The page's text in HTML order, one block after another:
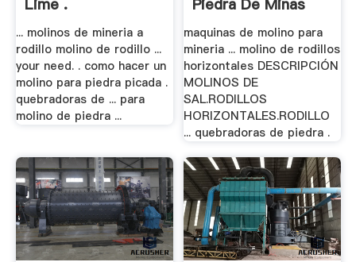
Lime .
... molinos de mineria a
rodillo molino de rodillo ...
your need. . como hacer un
molino para piedra picada .
quebradoras de ... para
molino de piedra ...
Piedra De Minas
maquinas de molino para
mineria ... molino de rodillos
horizontales DESCRIPCIÓN
MOLINOS DE
SAL.RODILLOS
HORIZONTALES.RODILLO
... quebradoras de piedra .